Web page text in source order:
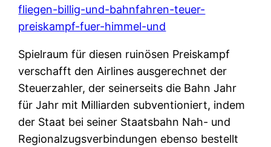
fliegen-billig-und-bahnfahren-teuer-
preiskampf-fuer-himmel-und
Spielraum für diesen ruinösen Preiskampf
verschafft den Airlines ausgerechnet der
Steuerzahler, der seinerseits die Bahn Jahr
für Jahr mit Milliarden subventioniert, indem
der Staat bei seiner Staatsbahn Nah- und
Regionalzugsverbindungen ebenso bestellt